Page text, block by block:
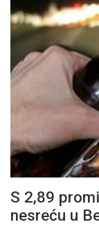
S 2,89
nesreću u